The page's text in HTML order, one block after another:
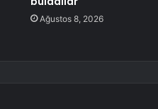
Ağustos 8, 2026